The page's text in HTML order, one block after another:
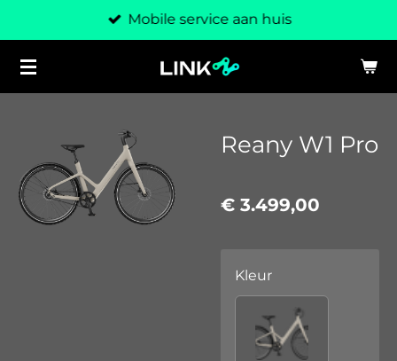
direct
naar
de
Mobile service aan huis
Reany W1 Pro
€ 3.499,00
Kleur